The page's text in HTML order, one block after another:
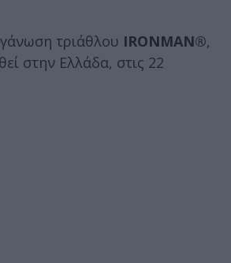
τριάθλου IRONMAN®,
στην Ελλάδα, στις 22